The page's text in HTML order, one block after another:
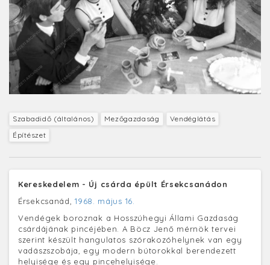
Szabadidő (általános) Mezőgazdaság
Vendéglátás
Építészet
Kereskedelem - Új csárda épült Érsekcsanádon
Érsekcsanád,1968. május 16.
Vendégek boroznak a Hosszúhegyi Állami Gazdaság
csárdájának pincéjében. A Böcz Jenő mérnök tervei
szerint készült hangulatos szórakozóhelynek van egy
vadászszobája, egy modern bútorokkal berendezett
helyisége és egy pincehelyisége.